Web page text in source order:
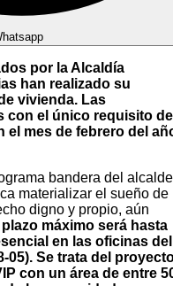
por la Alcaldía
han realizado su
vivienda. Las
con el único requisito de
el mes de febrero del
bandera del alcalde
materializar el sueño de
digno y propio, aún
plazo máximo será hasta
en las oficinas del
05). Se trata del
con un área de entre